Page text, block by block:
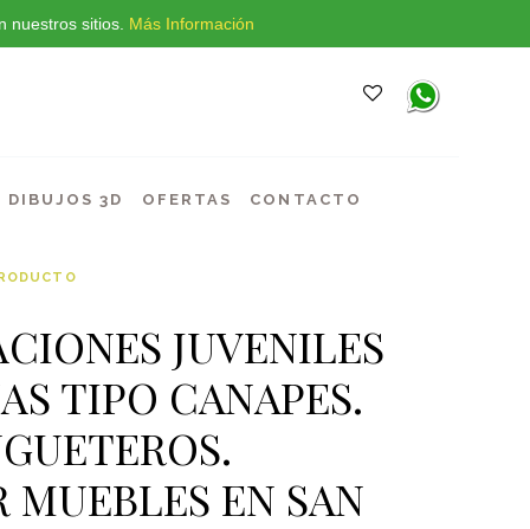
nuestros sitios. Más Información
DIBUJOS 3D OFERTAS CONTACTO
JUVENILES
TIPO CANAPES.
MUEBLES EN SAN